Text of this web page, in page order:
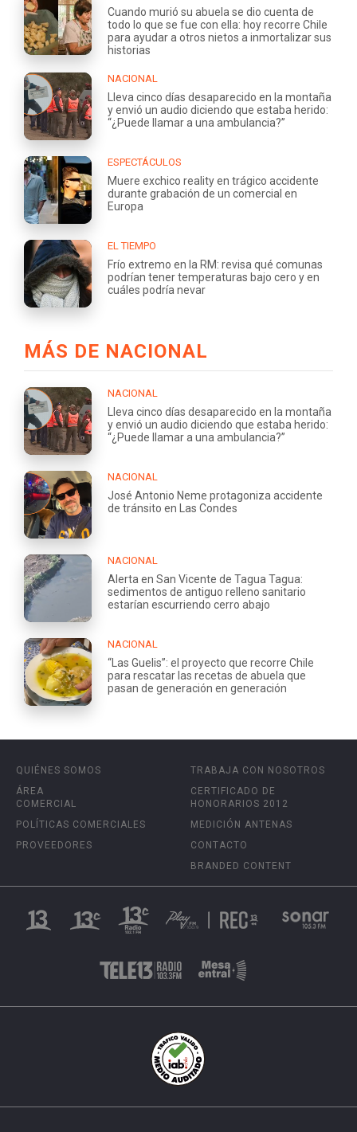
Cuando murió su abuela se dio cuenta de
todo lo que se fue con ella: hoy recorre Chile
para ayudar a otros nietos a inmortalizar sus
historias
NACIONAL
Lleva cinco días desaparecido en la montaña
y envió un audio diciendo que estaba herido:
“¿Puede llamar a una ambulancia?”
ESPECTÁCULOS
Muere exchico reality en trágico accidente
durante grabación de un comercial en
Europa
EL TIEMPO
Frío extremo en la RM: revisa qué comunas
podrían tener temperaturas bajo cero y en
cuáles podría nevar
MÁS DE NACIONAL
NACIONAL
Lleva cinco días desaparecido en la montaña
y envió un audio diciendo que estaba herido:
“¿Puede llamar a una ambulancia?”
NACIONAL
José Antonio Neme protagoniza accidente
de tránsito en Las Condes
NACIONAL
Alerta en San Vicente de Tagua Tagua:
sedimentos de antiguo relleno sanitario
estarían escurriendo cerro abajo
NACIONAL
“Las Guelis”: el proyecto que recorre Chile
para rescatar las recetas de abuela que
pasan de generación en generación
QUIÉNES SOMOS
ÁREA
COMERCIAL
POLÍTICAS COMERCIALES
PROVEEDORES
TRABAJA CON NOSOTROS
CERTIFICADO DE
HONORARIOS 2012
MEDICIÓN ANTENAS
CONTACTO
BRANDED CONTENT